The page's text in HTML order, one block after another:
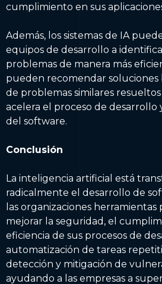
cumplimiento en sus
Además, los sistemas de IA
equipos de desarrollo a
problemas de manera más
pueden recomendar soluciones
de problemas similares
acelera el proceso de desarrollo
del software.
Conclusión
La inteligencia artificial está
radicalmente el desarrollo de
las organizaciones herramientas
mejorar la seguridad, el
eficiencia de sus procesos de
automatización de tareas
detección y mitigación de
ayudando a las empresas a